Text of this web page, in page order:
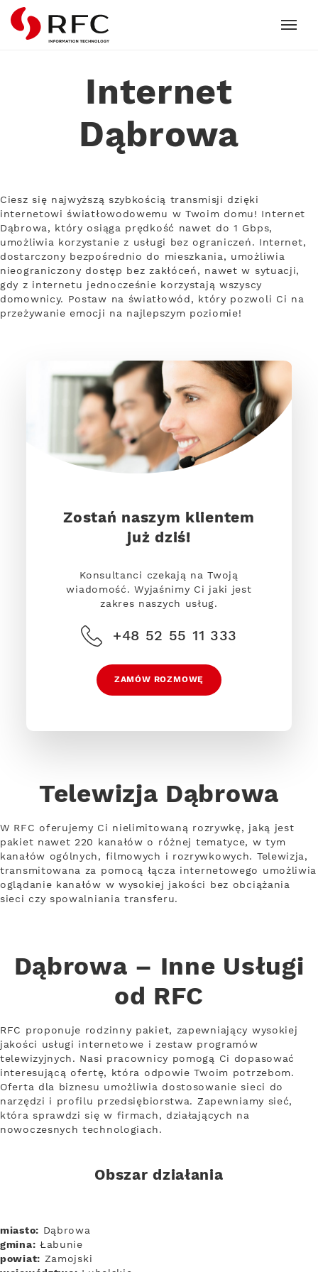
RFC
Internet
Dąbrowa
Ciesz się najwyższą szybkością transmisji dzięki
internetowi światłowodowemu w Twoim domu! Internet
Dąbrowa, który osiąga prędkość nawet do 1 Gbps,
umożliwia korzystanie z usługi bez ograniczeń. Internet,
dostarczony bezpośrednio do mieszkania, umożliwia
nieograniczony dostęp bez zakłóceń, nawet w sytuacji,
gdy z internetu jednocześnie korzystają wszyscy
domownicy. Postaw na światłowód, który pozwoli Ci na
przeżywanie emocji na najlepszym poziomie!
Zostań naszym klientem
już dziś!
Konsultanci czekają na Twoją
wiadomość. Wyjaśnimy Ci jaki jest
zakres naszych usług.
+48 52 55 11 333
ZAMÓW ROZMOWĘ
Telewizja Dąbrowa
W RFC oferujemy Ci nielimitowaną rozrywkę, jaką jest
pakiet nawet 220 kanałów o różnej tematyce, w tym
kanałów ogólnych, filmowych i rozrywkowych. Telewizja,
transmitowana za pomocą łącza internetowego umożliwia
oglądanie kanałów w wysokiej jakości bez obciążania
sieci czy spowalniania transferu.
Dąbrowa – Inne Usługi
od RFC
RFC proponuje rodzinny pakiet, zapewniający wysokiej
jakości usługi internetowe i zestaw programów
telewizyjnych. Nasi pracownicy pomogą Ci dopasować
interesującą ofertę, która odpowie Twoim potrzebom.
Oferta dla biznesu umożliwia dostosowanie sieci do
narzędzi i profilu przedsiębiorstwa. Zapewniamy sieć,
która sprawdzi się w firmach, działających na
nowoczesnych technologiach.
Obszar działania
miasto: Dąbrowa
gmina: Łabunie
powiat: Zamojski